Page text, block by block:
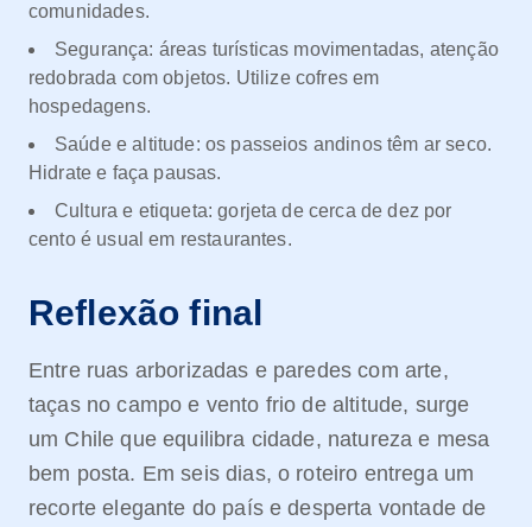
comunidades.
Segurança: áreas turísticas movimentadas, atenção
redobrada com objetos. Utilize cofres em
hospedagens.
Saúde e altitude: os passeios andinos têm ar seco.
Hidrate e faça pausas.
Cultura e etiqueta: gorjeta de cerca de dez por
cento é usual em restaurantes.
Reflexão final
Entre ruas arborizadas e paredes com arte,
taças no campo e vento frio de altitude, surge
um Chile que equilibra cidade, natureza e mesa
bem posta. Em seis dias, o roteiro entrega um
recorte elegante do país e desperta vontade de